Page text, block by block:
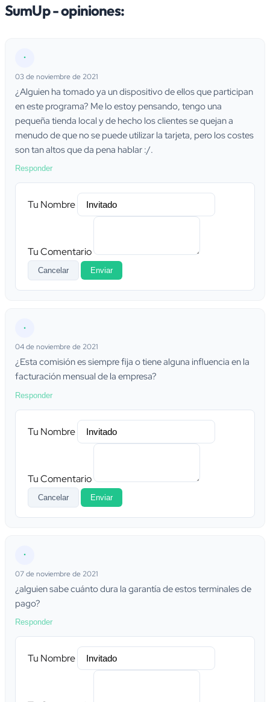
basados en materias primas. Casi con 12…
SumUp - opiniones:
•
03 de noviembre de 2021
¿Alguien ha tomado ya un dispositivo de ellos que participan
en este programa? Me lo estoy pensando, tengo una
pequeña tienda local y de hecho los clientes se quejan a
menudo de que no se puede utilizar la tarjeta, pero los costes
son tan altos que da pena hablar :/.
Responder
Tu Nombre
Tu Comentario
Cancelar Enviar
•
04 de noviembre de 2021
¿Esta comisión es siempre fija o tiene alguna influencia en la
facturación mensual de la empresa?
Responder
Tu Nombre
Tu Comentario
Cancelar Enviar
•
07 de noviembre de 2021
¿alguien sabe cuánto dura la garantía de estos terminales de
pago?
Responder
Tu Nombre